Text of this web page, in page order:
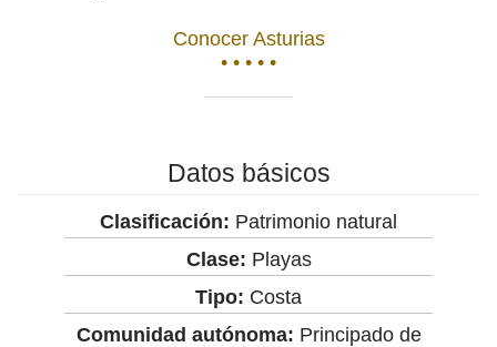
Conocer Asturias
• • • • •
Datos básicos
Clasificación: Patrimonio natural
Clase: Playas
Tipo: Costa
Comunidad autónoma: Principado de